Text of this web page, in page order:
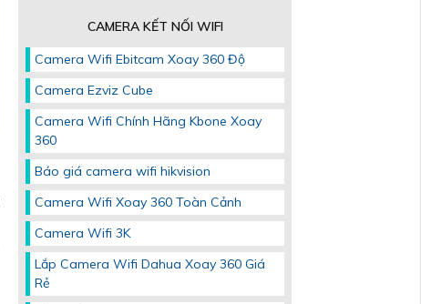
CAMERA KẾT NỐI WIFI
Camera Wifi Ebitcam Xoay 360 Độ
Camera Ezviz Cube
Camera Wifi Chính Hãng Kbone Xoay
360
Báo giá camera wifi hikvision
Camera Wifi Xoay 360 Toàn Cảnh
Camera Wifi 3K
Lắp Camera Wifi Dahua Xoay 360 Giá
Rẻ